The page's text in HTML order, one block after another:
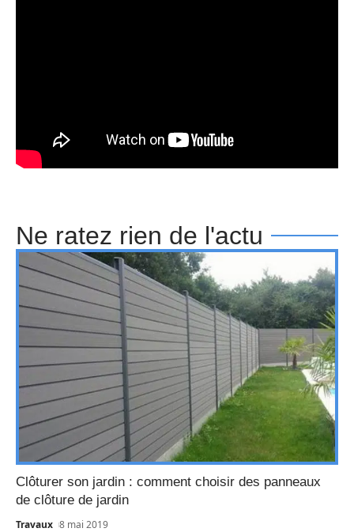
Ne ratez rien de l'actu
Clôturer son jardin : comment choisir des panneaux
de clôture de jardin
Travaux 8 mai 2019